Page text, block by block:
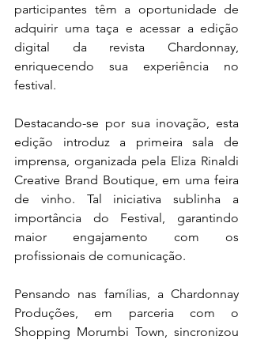
participantes têm a oportunidade de
adquirir uma taça e acessar a edição
digital da revista Chardonnay,
enriquecendo sua experiência no
festival.
Destacando-se por sua inovação, esta
edição introduz a primeira sala de
imprensa, organizada pela Eliza Rinaldi
Creative Brand Boutique, em uma feira
de vinho. Tal iniciativa sublinha a
importância do Festival, garantindo
maior engajamento com os
profissionais de comunicação.
Pensando nas famílias, a Chardonnay
Produções, em parceria com o
Shopping Morumbi Town, sincronizou